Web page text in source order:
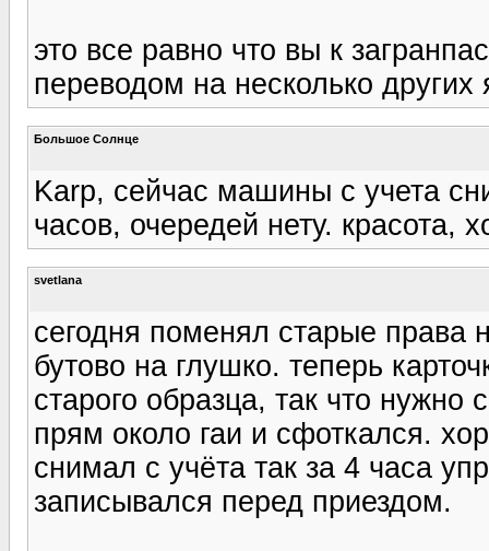
это все равно что вы к
переводом на несколько других
Большое Солнце
Karp, сейчас машины с учета
часов, очередей нету. красота,
svetlana
сегодня поменял старые права
бутово на глушко. теперь
старого образца, так что
прям около гаи и сфоткался.
снимал с учёта так за 4 часа
записывался перед приездом.